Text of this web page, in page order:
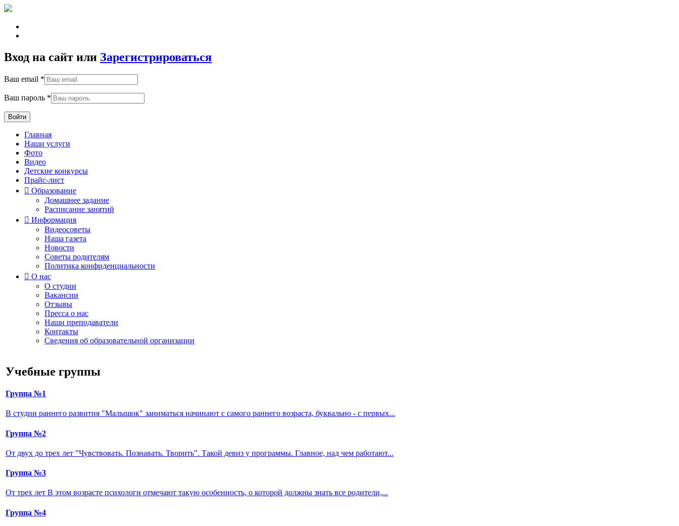
Вход на сайт или Зарегистрироваться
Ваш email *
Ваш пароль *
Войти
Главная
Наши услуги
Фото
Видео
Детские конкурсы
Прайс-лист
 Образование
Домашнее задание
Расписание занятий
 Информация
Видеосоветы
Наша газета
Новости
Советы родителям
Политика конфиденциальности
 О нас
О студии
Вакансии
Отзывы
Пресса о нас
Наши преподаватели
Контакты
Сведения об образовательной организации
Учебные группы
Группа №1
В студии раннего развития "Малышок" заниматься начинают с самого раннего возраста, буквально - с первых...
Группа №2
От двух до трех лет "Чувствовать. Познавать. Творить". Такой девиз у программы. Главное, над чем работают...
Группа №3
От трех лет В этом возрасте психологи отмечают такую особенность, о которой должны знать все родители,...
Группа №4